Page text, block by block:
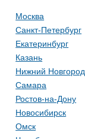
Москва
Санкт-Петербург
Екатеринбург
Казань
Нижний Новгород
Самара
Ростов-на-Дону
Новосибирск
Омск